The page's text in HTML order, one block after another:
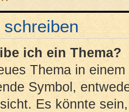
ich ein Thema?
Thema in
Symbol,
Es könnte